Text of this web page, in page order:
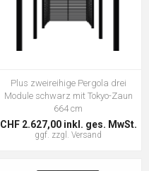
Plus zweireihige Pergola drei
Module schwarz mit Tokyo-Zaun
664 cm
CHF 2.627,00 inkl. ges. MwSt.
ggf. zzgl. Versand